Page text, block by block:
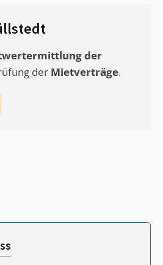
der
der Mietverträge.